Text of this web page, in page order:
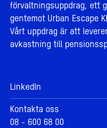
förvaltningsuppdrag, ett
gentemot Urban Escape
Vårt uppdrag är att
avkastning till
LinkedIn
Kontakta oss
08 - 600 68 00